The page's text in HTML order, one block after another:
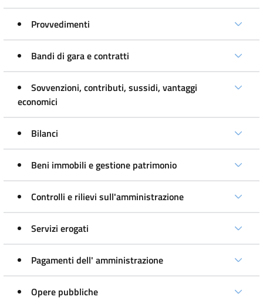
Provvedimenti
Bandi di gara e contratti
Sovvenzioni, contributi, sussidi, vantaggi
economici
Bilanci
Beni immobili e gestione patrimonio
Controlli e rilievi sull'amministrazione
Servizi erogati
Pagamenti dell' amministrazione
Opere pubbliche